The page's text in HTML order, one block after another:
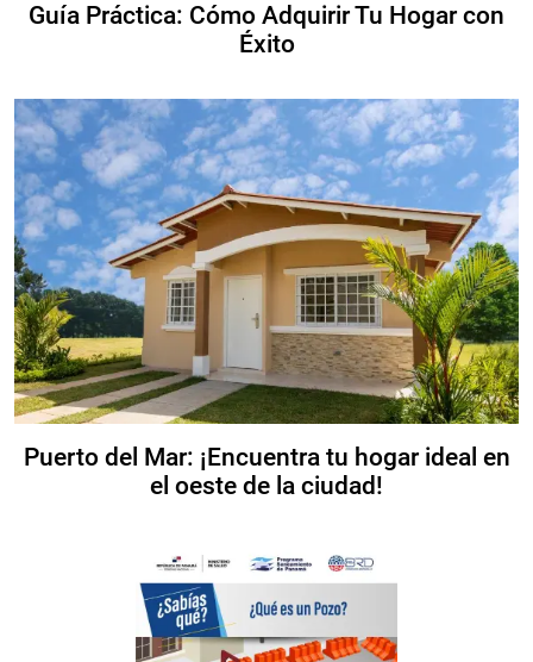
Guía Práctica: Cómo Adquirir Tu Hogar con
Éxito
Puerto del Mar: ¡Encuentra tu hogar ideal en
el oeste de la ciudad!